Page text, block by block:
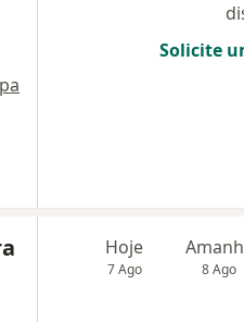
Solicite
Hoje
7 Ago 8 Ago